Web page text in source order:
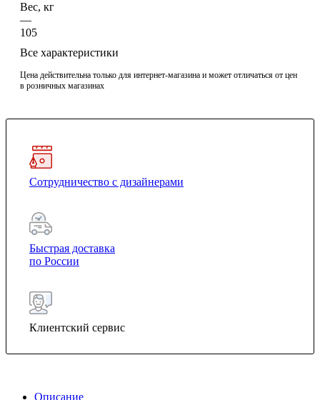
Вес, кг
—
105
Все характеристики
Цена действительна только для интернет-магазина и может отличаться от цен
в розничных магазинах
Сотрудничество с дизайнерами
Быстрая доставка
по России
Клиентский сервис
Описание